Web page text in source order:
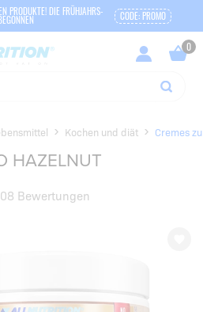
PRODUKTE! DIE FRÜHJAHRS- CODE: PROMO
Kochen und diät Cremes
HAZELNUT
Bewertungen